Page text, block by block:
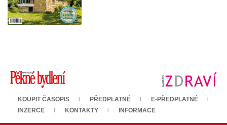
KOUPIT ČASOPIS PŘEDPLATNÉ
E-PŘEDPLATNÉ
INZERCE
KONTAKTY INFORMACE